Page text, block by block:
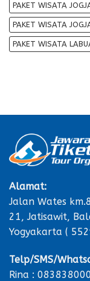
PAKET WISATA
PAKET WISATA
PAKET WISATA
Alamat:
Jalan Wates
21, Jatisawit,
Yogyakarta (
Telp/SMS/
Rina :